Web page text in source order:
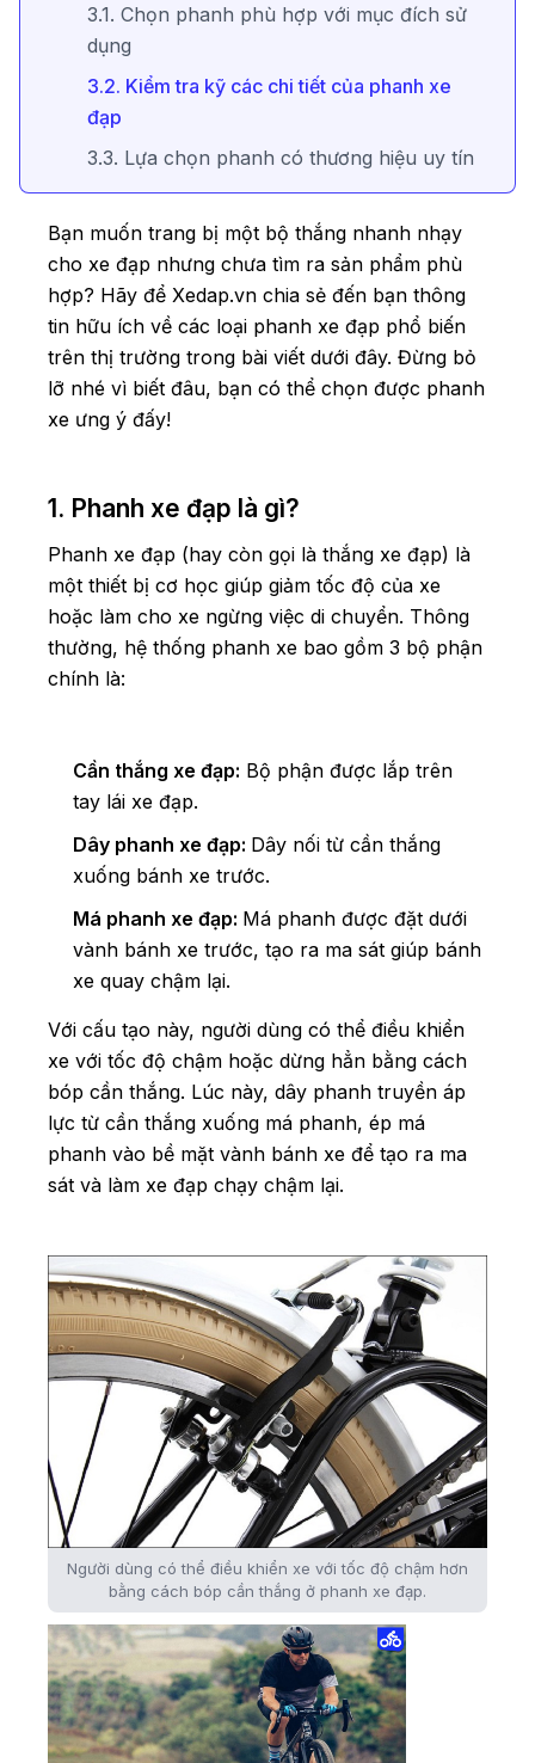
3.1. Chọn phanh phù hợp với mục đích sử
dụng
3.2. Kiểm tra kỹ các chi tiết của phanh xe
đạp
3.3. Lựa chọn phanh có thương hiệu uy tín
Bạn muốn trang bị một bộ thắng nhanh nhạy
cho xe đạp nhưng chưa tìm ra sản phẩm phù
hợp? Hãy để Xedap.vn chia sẻ đến bạn thông
tin hữu ích về các loại phanh xe đạp phổ biến
trên thị trường trong bài viết dưới đây. Đừng bỏ
lỡ nhé vì biết đâu, bạn có thể chọn được phanh
xe ưng ý đấy!
1. Phanh xe đạp là gì?
Phanh xe đạp (hay còn gọi là thắng xe đạp) là
một thiết bị cơ học giúp giảm tốc độ của xe
hoặc làm cho xe ngừng việc di chuyển. Thông
thường, hệ thống phanh xe bao gồm 3 bộ phận
chính là:
Cần thắng xe đạp: Bộ phận được lắp trên
tay lái xe đạp.
Dây phanh xe đạp: Dây nối từ cần thắng
xuống bánh xe trước.
Má phanh xe đạp: Má phanh được đặt dưới
vành bánh xe trước, tạo ra ma sát giúp bánh
xe quay chậm lại.
Với cấu tạo này, người dùng có thể điều khiển
xe với tốc độ chậm hoặc dừng hẳn bằng cách
bóp cần thắng. Lúc này, dây phanh truyền áp
lực từ cần thắng xuống má phanh, ép má
phanh vào bề mặt vành bánh xe để tạo ra ma
sát và làm xe đạp chạy chậm lại.
Người dùng có thể điều khiển xe với tốc độ chậm hơn
bằng cách bóp cần thắng ở phanh xe đạp.